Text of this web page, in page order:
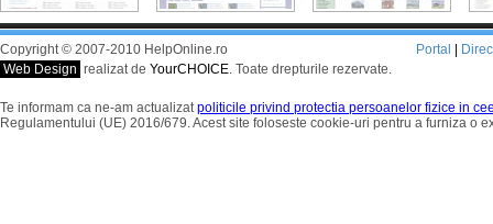
Copyright © 2007-2010 HelpOnline.ro
Web Design realizat de YourCHOICE. Toate drepturile rezervate.
Portal
Te informam ca ne-am actualizatpoliticile privind protectia persoanelor fizice in
Regulamentului (UE) 2016/679. Acest site foloseste cookie-uri pentru a furniza o